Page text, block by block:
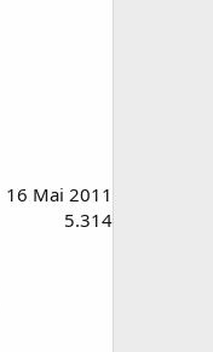
16 Mai 2011
5.314